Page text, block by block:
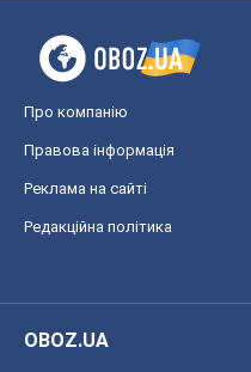
Про компанію
Правова інформація
Реклама на сайті
Редакційна політика
OBOZ.UA